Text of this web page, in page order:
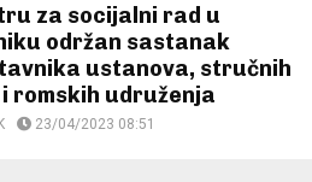
za socijalni rad u
održan sastanak
ustanova, stručnih
romskih udruženja
23/04/2023 08:51